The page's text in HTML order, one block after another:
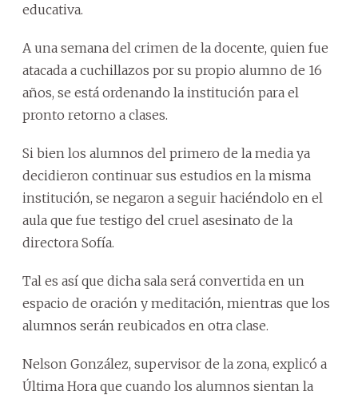
educativa.
A una semana del crimen de la docente, quien fue
atacada a cuchillazos por su propio alumno de 16
años, se está ordenando la institución para el
pronto retorno a clases.
Si bien los alumnos del primero de la media ya
decidieron continuar sus estudios en la misma
institución, se negaron a seguir haciéndolo en el
aula que fue testigo del cruel asesinato de la
directora Sofía.
Tal es así que dicha sala será convertida en un
espacio de oración y meditación, mientras que los
alumnos serán reubicados en otra clase.
Nelson González, supervisor de la zona, explicó a
Última Hora que cuando los alumnos sientan la